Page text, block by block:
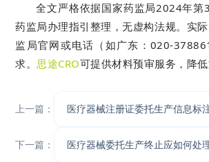
全文严格依据国家药监局2024年第
药监局办理指引整理，无虚构法规。实
监局官网或电话（如广东：020-
求。思途CRO可提供材料预审服务，降低
上一篇： 医疗器械注册证委托生产信息标
下一篇： 医疗器械委托生产终止应如何处